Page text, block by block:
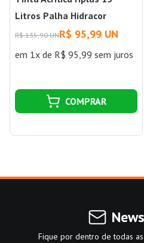
Litros Palha Hidracor
R$ 135,90 UNR$ 95,99 UN
em 1x de R$ 95,99 sem juros
COMPRAR
Fique por dentro de todas